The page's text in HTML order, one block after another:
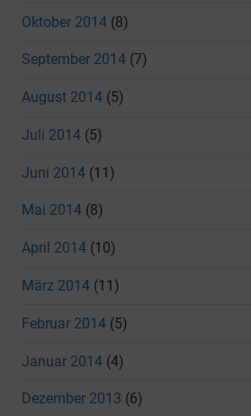
Oktober 2014 (8)
September 2014 (7)
August 2014 (5)
Juli 2014 (5)
Juni 2014 (11)
Mai 2014 (8)
April 2014 (10)
März 2014 (11)
Februar 2014 (5)
Januar 2014 (4)
Dezember 2013 (6)